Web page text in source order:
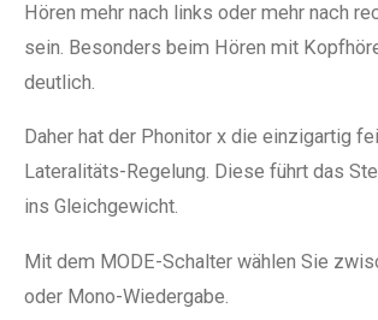
Hören mehr nach links oder mehr nach
sein. Besonders beim Hören mit
deutlich.
Daher hat der Phonitor x die einzigartig
Lateralitäts-Regelung. Diese führt das
ins Gleichgewicht.
Mit dem MODE-Schalter wählen Sie
oder Mono-Wiedergabe.